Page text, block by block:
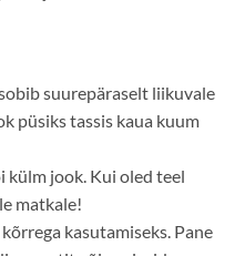
suurepäraselt liikuvale
püsiks tassis kaua kuum
külm jook. Kui oled teel
matkale!
kasutamiseks. Pane